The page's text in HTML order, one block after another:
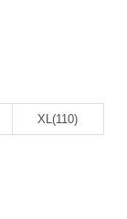
XL(110)